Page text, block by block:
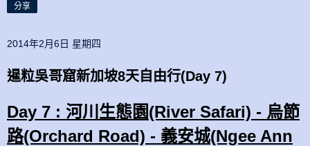
分享
2014年2月6日 星期四
暹粒吳哥窟新加坡8天自由行(Day 7)
Day 7 : 河川生態園(River Safari) - 烏節
路(Orchard Road) - 義安城(Ngee Ann